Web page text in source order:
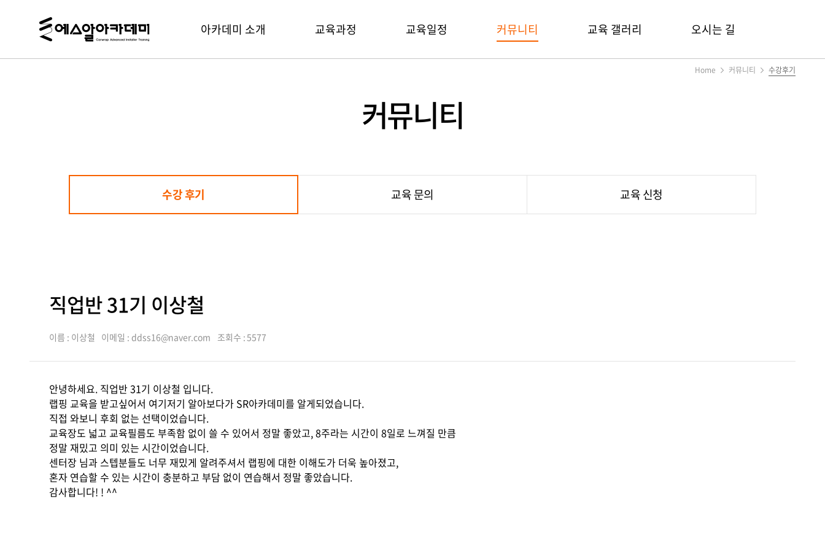
에
스
메
아카데미 소개 교육과정 교육일정 커뮤니티 교육 갤러리 오시는 길
Home 커뮤니티 수강후기
커뮤니티
수강 후기 교육 문의 교육 신청
직업반 31기 이상철
이름 : 이상철 이메일 : ddss16@naver.com 조회수 : 5577
안녕하세요. 직업반 31기 이상철 입니다.
랩핑 교육을 받고싶어서 여기저기 알아보다가 SR아카데미를 알게되었습니다.
직접 와보니 후회 없는 선택이었습니다.
교육장도 넓고 교육필름도 부족함 없이 쓸 수 있어서 정말 좋았고, 8주라는 시간이 8일로 느껴질 만큼
정말 재밌고 의미 있는 시간이었습니다.
센터장 님과 스텝분들도 너무 재밌게 알려주셔서 랩핑에 대한 이해도가 더욱 높아졌고,
혼자 연습할 수 있는 시간이 충분하고 부담 없이 연습해서 정말 좋았습니다.
감사합니다! ! ^^